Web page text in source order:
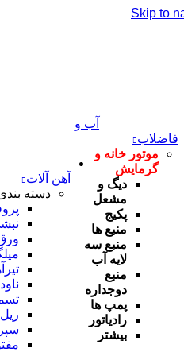
Skip to
آب و
فاضلاب
موتور خانه و
گرمایش
دیگ و
مشعل
پکیج
منبع ها
منبع سه
لایه آب
منبع
دوجداره
پمپ ها
رادیاتور
بیشتر
آهن آلات
دسته
ریل